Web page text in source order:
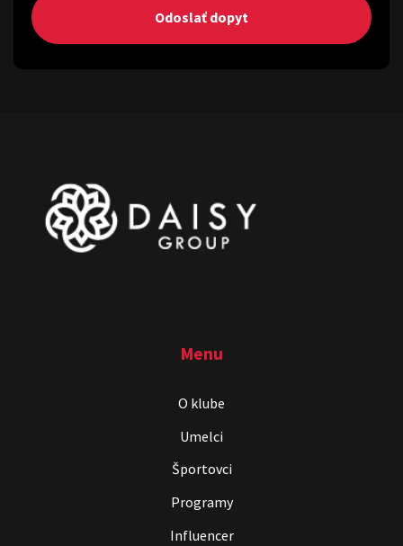
Odoslať dopyt
Menu
O klube
Umelci
Športovci
Programy
Influencer